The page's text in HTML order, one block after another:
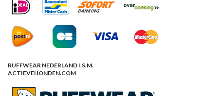
RUFFWEAR NEDERLAND I.S.M.
ACTIEVEHONDEN.COM